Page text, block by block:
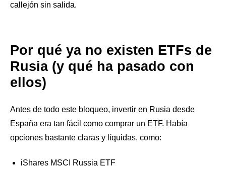
callejón sin salida.
Por qué ya no existen ETFs de
Rusia (y qué ha pasado con
ellos)
Antes de todo este bloqueo, invertir en Rusia desde
España era tan fácil como comprar un ETF. Había
opciones bastante claras y líquidas, como:
iShares MSCI Russia ETF